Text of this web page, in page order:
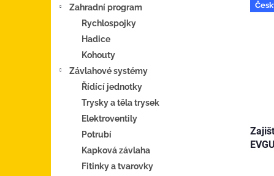
Zahradní program
Rychlospojky
Hadice
Kohouty
Závlahové systémy
Řídící jednotky
Trysky a těla trysek
Elektroventily
Potrubí
Kapková závlaha
Fitinky a tvarovky